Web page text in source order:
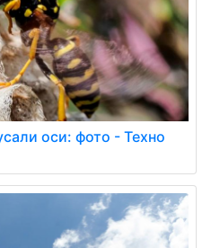
оси: фото - Техно